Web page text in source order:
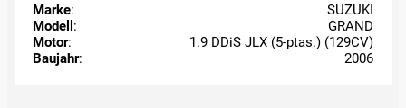
Marke:
SUZUKI
Modell :
GRAND
Motor:
1.9 DDiS JLX (5-ptas.) (129CV)
Baujahr: 2006